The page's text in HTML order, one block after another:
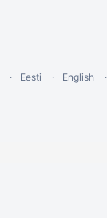
Eesti English